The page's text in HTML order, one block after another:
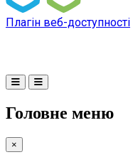
Плагін веб-доступності
Головне меню
×